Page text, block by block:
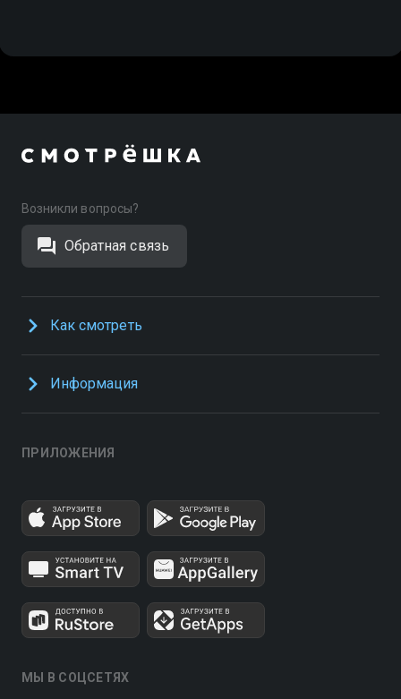
Возникли вопросы?
Обратная связь
Как смотреть
Информация
ПРИЛОЖЕНИЯ
МЫ В СОЦСЕТЯХ